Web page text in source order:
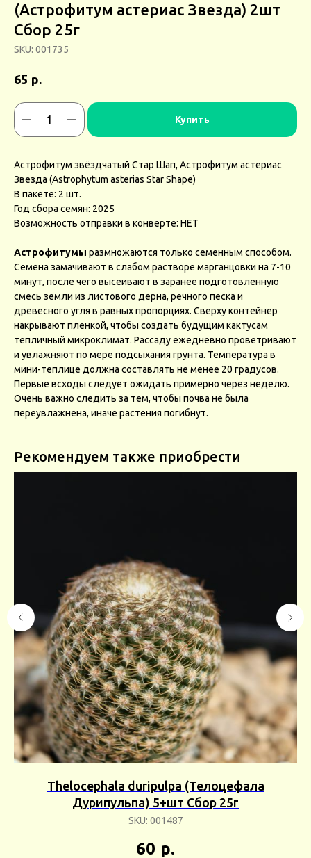
(Астрофитум астериас Звезда) 2шт
Сбор 25г
SKU: 001735
65 р.
Купить
Астрофитум звёздчатый Стар Шап, Астрофитум астериас
Звезда (Astrophytum asterias Star Shape)
В пакете: 2 шт.
Год сбора семян: 2025
Возможность отправки в конверте: НЕТ
Астрофитумы размножаются только семенным способом.
Семена замачивают в слабом растворе марганцовки на 7-10
минут, после чего высеивают в заранее подготовленную
смесь земли из листового дерна, речного песка и
древесного угля в равных пропорциях. Сверху контейнер
накрывают пленкой, чтобы создать будущим кактусам
тепличный микроклимат. Рассаду ежедневно проветривают
и увлажняют по мере подсыхания грунта. Температура в
мини-теплице должна составлять не менее 20 градусов.
Первые всходы следует ожидать примерно через неделю.
Очень важно следить за тем, чтобы почва не была
переувлажнена, иначе растения погибнут.
Рекомендуем также приобрести
Thelocephala duripulpa (Телоцефала
Дурипульпа) 5+шт Сбор 25г
SKU: 001487
60 р.